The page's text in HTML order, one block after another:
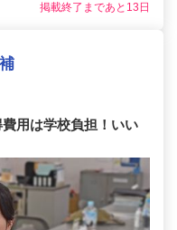
掲載終了まであと13日
用は学校負担！いい